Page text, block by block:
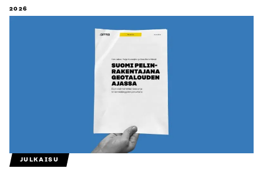
2026
JULKAISU